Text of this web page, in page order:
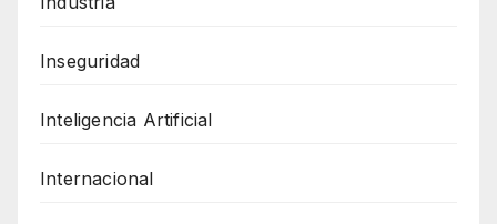
Inseguridad
Inteligencia Artificial
Internacional